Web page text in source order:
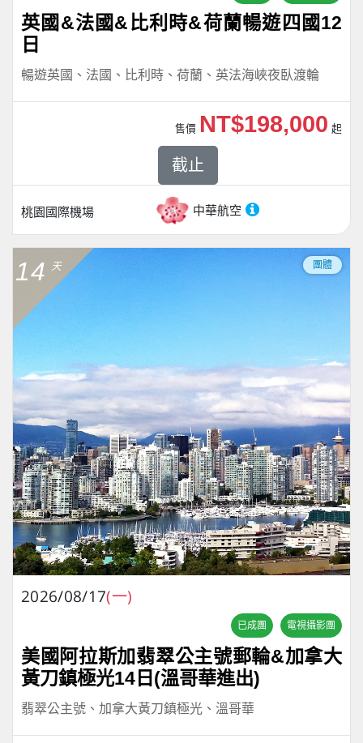
英國&法國&比利時&荷蘭暢遊四國12
日
暢遊英國、法國、比利時、荷蘭、英法海峽夜臥渡輪
桃園國際機場 中華航空
售價 NT$198,000 起
截止
14 天 團體
2026/08/17(一)
已成團 電視攝影團
美國阿拉斯加翡翠公主號郵輪&加拿大
黃刀鎮極光14日(溫哥華進出)
翡翠公主號、加拿大黃刀鎮極光、溫哥華